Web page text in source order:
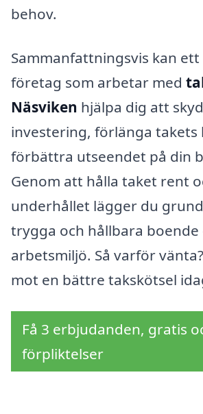
behov.
Sammanfattningsvis kan
företag som arbetar med
Näsviken hjälpa dig att
investering, förlänga takets
förbättra utseendet på din
Genom att hålla taket rent
underhållet lägger du
trygga och hållbara boende
arbetsmiljö. Så varför
mot en bättre takskötsel
Få 3 erbjudanden, gratis
förpliktelser